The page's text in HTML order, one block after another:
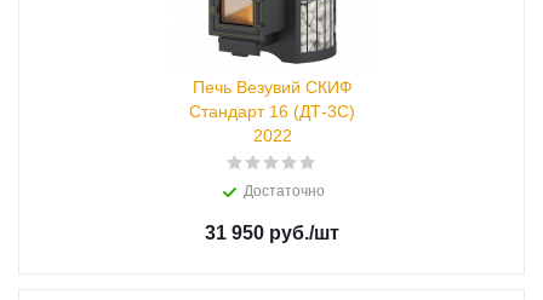
Печь Везувий СКИФ
Стандарт 16 (ДТ-3С)
2022
Достаточно
31 950 руб./шт